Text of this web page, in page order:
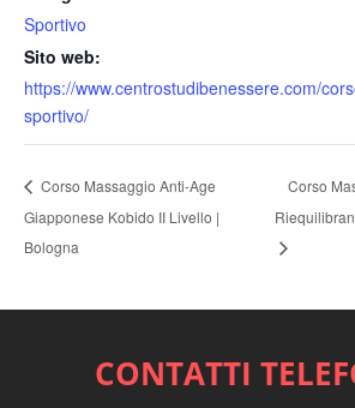
Sportivo
Sito web:
https://www.centrostudibenessere.com/
sportivo/
Corso Massaggio Anti-Age
Giapponese Kobido II Livello |
Bologna
Corso
CONTATTI